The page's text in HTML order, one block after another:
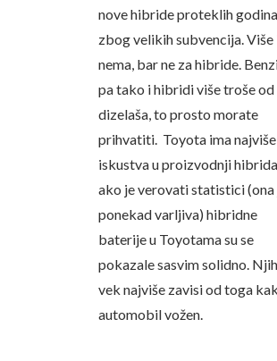
nove hibride proteklih godina
zbog velikih subvencija. Više
nema, bar ne za hibride.
pa tako i hibridi više troše od
dizelaša, to prosto morate
prihvatiti. Toyota ima najviše
iskustva u proizvodnji
ako je verovati statistici (ona
ponekad varljiva) hibridne
baterije u Toyotama su se
pokazale sasvim solidno.
vek najviše zavisi od toga
automobil vožen.